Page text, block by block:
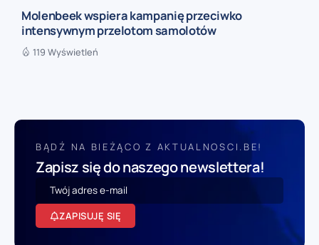
Molenbeek wspiera kampanię przeciwko
intensywnym przelotom samolotów
119 Wyświetleń
BĄDŹ NA BIEŻĄCO Z AKTUALNOSCI.BE!
Zapisz się do naszego newslettera!
ZAPISUJĘ SIĘ